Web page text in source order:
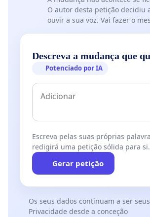
O autor desta petição decidiu
ouvir a sua voz. Vai fazer o
Descreva a mudança que
Potenciado por IA
Escreva pelas suas próprias
redigirá uma petição sólida para si.
Gerar petição
Os seus dados continuam a ser seus
Privacidade desde a conceção